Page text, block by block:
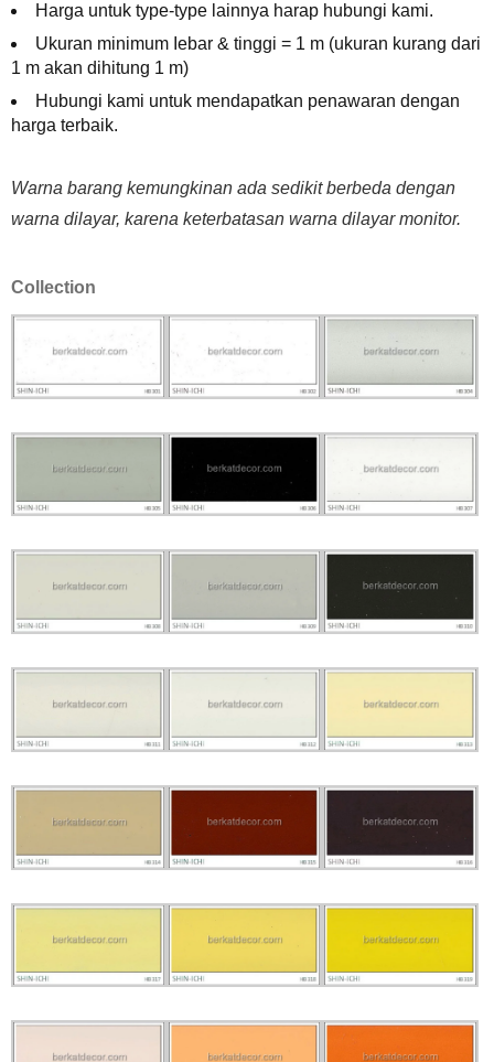
Harga untuk type-type lainnya harap hubungi kami.
Ukuran minimum Iebar & tinggi = 1 m (ukuran kurang dari
1 m akan dihitung 1 m)
Hubungi kami untuk mendapatkan penawaran dengan
harga terbaik.
Warna barang kemungkinan ada sedikit berbeda dengan
warna dilayar, karena keterbatasan warna dilayar monitor.
Collection